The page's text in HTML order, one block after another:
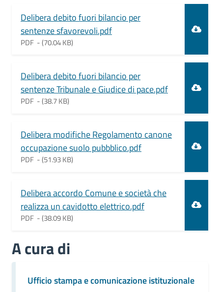
Delibera debito fuori bilancio per
sentenze sfavorevoli.pdf
PDF -(70.04 KB)
Delibera debito fuori bilancio per
sentenze Tribunale e Giudice di pace.pdf
PDF -(38.7 KB)
Delibera modifiche Regolamento canone
occupazione suolo pubbblico.pdf
PDF -(51.93 KB)
Delibera accordo Comune e società che
realizza un cavidotto elettrico.pdf
PDF -(38.09 KB)
A cura di
Ufficio stampa e comunicazione istituzionale